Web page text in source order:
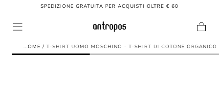
SPEDIZIONE GRATUITA PER ACQUISTI OLTRE € 60
HOME / T-SHIRT UOMO MOSCHINO - T-SHIRT DI COTONE ORGANICO